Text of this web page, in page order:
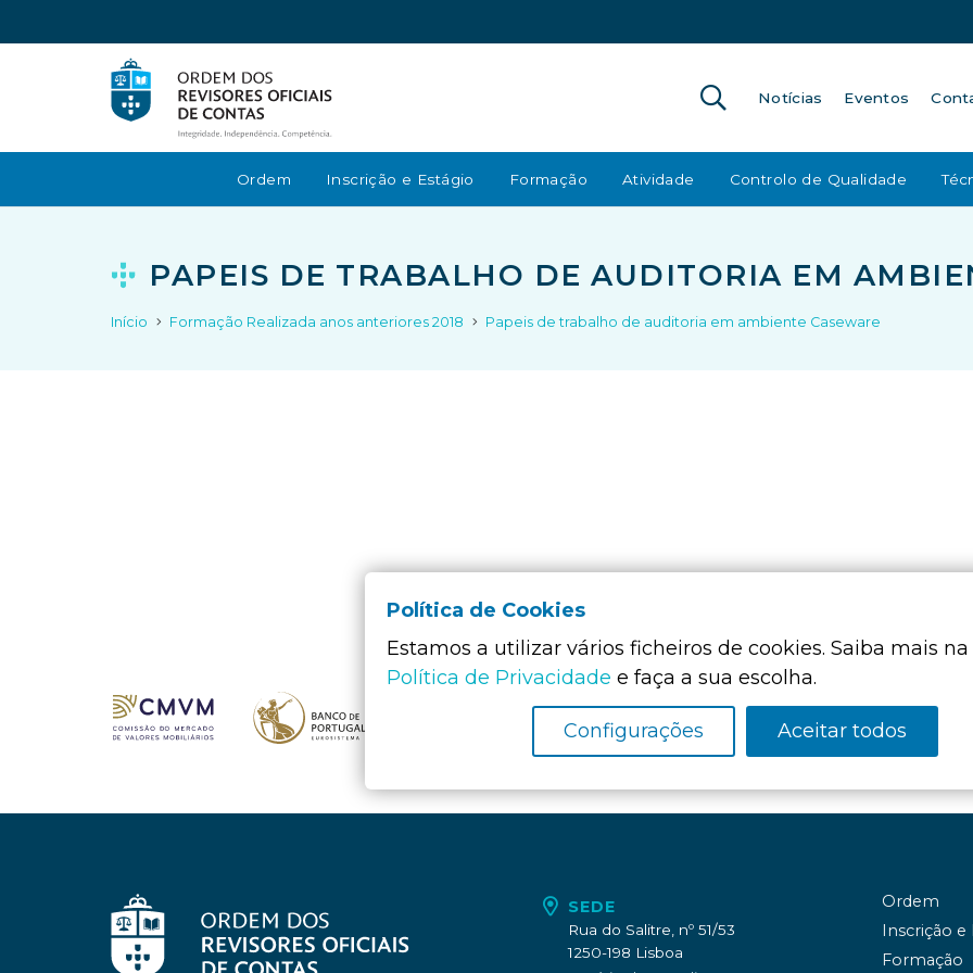
Notícias Eventos
Ordem Inscrição e Estágio Formação Atividade Controlo de Qualidade
PAPEIS DE TRABALHO DE AUDITORIA EM
Início Formação Realizada anos anteriores 2018 Papeis de trabalho de auditoria em ambiente Caseware
Membro
SEDE
Rua do Salitre, nº 51/53
1250-198 Lisboa
Ordem
Inscrição e
Formação
Política de Cookies
Estamos a utilizar vários ficheiros de cookies. Saiba mais na
Política de Privacidade e faça a sua escolha.
Configurações Aceitar todos